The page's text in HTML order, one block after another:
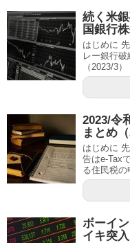
続く米
国銀行
はじめに
レー銀行
（2023/3
2023/令
まとめ（
はじめに
告はe-Tax
る住民税の
ボーイ
イキ突入